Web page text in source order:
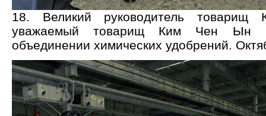
18. Великий руководитель
уважаемый товарищ Ким Чен Ын
объединении химических удобрений.